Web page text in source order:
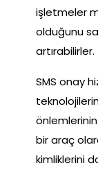
işletmeler
olduğunu
artırabilirler.
SMS onay
bir araç
kimliklerini